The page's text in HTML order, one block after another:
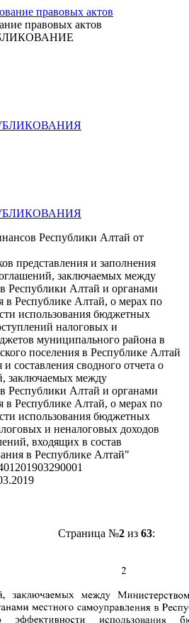
правовых актов
Республики Алтай от
представления и заполнения
заключаемых между
Республики Алтай и органами
в Республике Алтай, о мерах по
использования бюджетных
налоговых и
муниципального района в
поселения в Республике Алтай
составления сводного отчета о
заключаемых между
Республики Алтай и органами
в Республике Алтай, о мерах по
использования бюджетных
и неналоговых доходов
входящих в состав
в Республике Алтай"
Страница №2из 63: